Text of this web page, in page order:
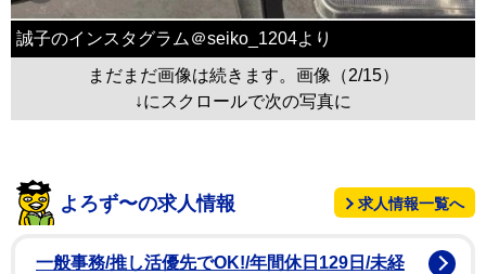
誠子のインスタグラム＠seiko_1204より
まだまだ画像は続きます。画像（2/15）
↓にスクロールで次の写真に
よろず〜の求人情報 求人情報一覧へ
一般事務/推し活優先でOK!/年間休日129日/未経